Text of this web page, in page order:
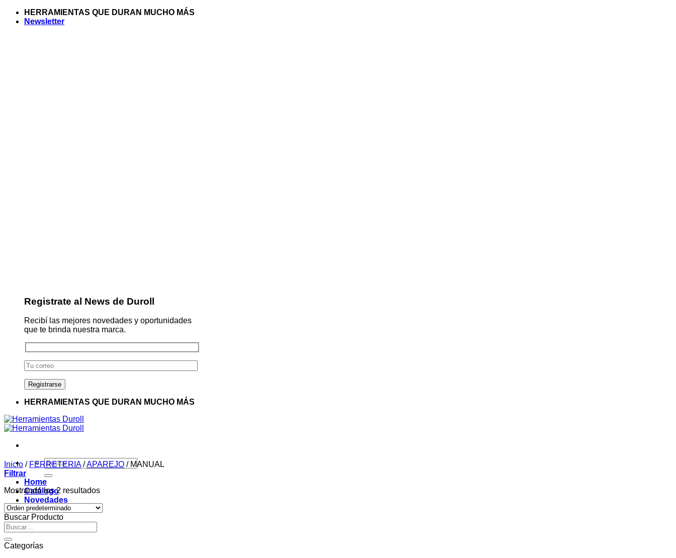
Saltar
HERRAMIENTAS QUE DURAN MUCHO MÁS
Newsletter
Registrate al News de Duroll
Recibí las mejores novedades y oportunidades
que te brinda nuestra marca.
HERRAMIENTAS QUE DURAN MUCHO MÁS
Buscar
por:
Home
Catálogo
Novedades
Contacto
Inicio / FERRETERIA /APAREJO /MANUAL
Filtrar
Mostrando los 2 resultados
Buscar Producto
Buscar
por:
Categorías